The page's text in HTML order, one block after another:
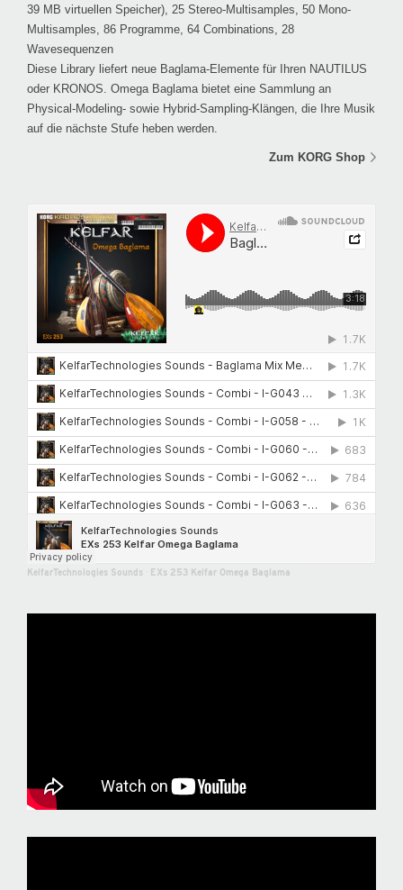
39 MB virtuellen Speicher), 25 Stereo-Multisamples, 50 Mono-
Multisamples, 86 Programme, 64 Combinations, 28
Wavesequenzen
Diese Library liefert neue Baglama-Elemente für Ihren NAUTILUS
oder KRONOS. Omega Baglama bietet eine Sammlung an
Physical-Modeling- sowie Hybrid-Sampling-Klängen, die Ihre Musik
auf die nächste Stufe heben werden.
Zum KORG Shop
KelfarTechnologies Sounds EXs 253 Kelfar Omega Baglama